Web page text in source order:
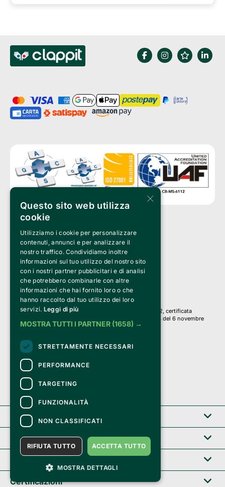
Clappit è un marchio di proprietà di:
Bemils Srl
a Socio Unico
Via Fosse Ardeatine, 4 -20092 Cinisello Balsamo (MI)
PI 05589050961
Iscr. C.C.I.A.A. Milano R.E.A. 1833471
© 2010-2025 Bemils Srl - Tutti i diritti riservati
Credits:
Clappit è basato sulla piattaforma di biglietteria Belive 6.2, certificata
dall’Agenzia delle Entrate con protocollo n. 2025/445474 del 6 novembre
2025.
sono sicuri e protetti da un certificato SSL
con crittografia a 128 bit.
Certificazioni
Clappit
Help center
×
Questo sito web utilizza
cookie
Utilizziamo i cookie per personalizzare
contenuti, annunci e per analizzare il
nostro traffico. Condividiamo inoltre
informazioni sul tuo utilizzo del nostro sito
con i nostri partner pubblicitari e di analisi
che potrebbero combinarle con altre
informazioni che hai fornito loro o che
hanno raccolto dal tuo utilizzo dei loro
servizi. Leggi di più
MOSTRA TUTTI I PARTNER (1658) →
STRETTAMENTE NECESSARI
PERFORMANCE
TARGETING
FUNZIONALITÀ
NON CLASSIFICATI
ACCETTA TUTTO
RIFIUTA TUTTO
MOSTRA DETTAGLI